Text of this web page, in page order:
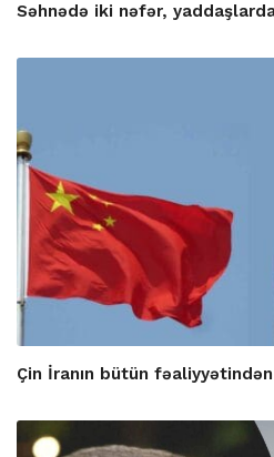
Səhnədə iki nəfər,
Çin İranın bütün